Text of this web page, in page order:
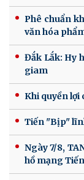
Phê chuẩn
văn hóa
Đắk Lắk: Hy
giam
Khi quyền lợi
Tiến "Bịp"
Ngày 7/8,
hồ mạng